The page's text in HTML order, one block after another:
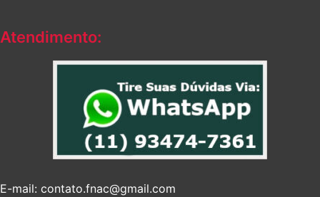
Atendimento:
E-mail: contato.fnac@gmail.com